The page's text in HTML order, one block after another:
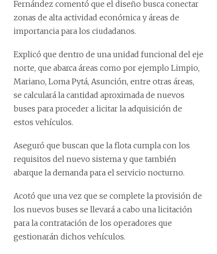
Fernández comentó que el diseño busca conectar
zonas de alta actividad económica y áreas de
importancia para los ciudadanos.
Explicó que dentro de una unidad funcional del eje
norte, que abarca áreas como por ejemplo Limpio,
Mariano, Loma Pytá, Asunción, entre otras áreas,
se calculará la cantidad aproximada de nuevos
buses para proceder a licitar la adquisición de
estos vehículos.
Aseguró que buscan que la flota cumpla con los
requisitos del nuevo sistema y que también
abarque la demanda para el servicio nocturno.
Acotó que una vez que se complete la provisión de
los nuevos buses se llevará a cabo una licitación
para la contratación de los operadores que
gestionarán dichos vehículos.